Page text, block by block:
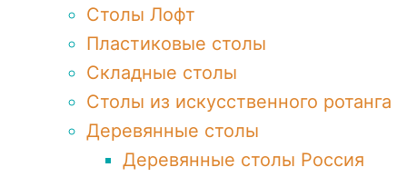
Столы Лофт
Пластиковые столы
Складные столы
Столы из искусственного ротанга
Деревянные столы
Деревянные столы Россия